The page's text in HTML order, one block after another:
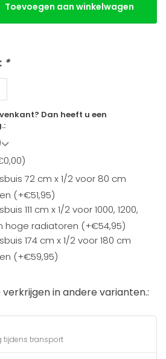
Toevoegen aan winkelwagen
*
Dan heeft u een
72 cm x 1/2 voor 80 cm
(+€51,95)
111 cm x 1/2 voor 1000, 1200,
hoge radiatoren (+€54,95)
174 cm x 1/2 voor 180 cm
(+€59,95)
in andere varianten.:
tijdens transport